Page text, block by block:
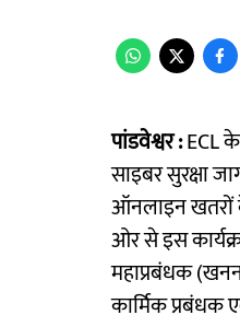
पांडवेश्वर :ECL के
साइबर सुरक्षा
ऑनलाइन खतरों
ओर से इस
महाप्रबंधक
कार्मिक प्रबंधक